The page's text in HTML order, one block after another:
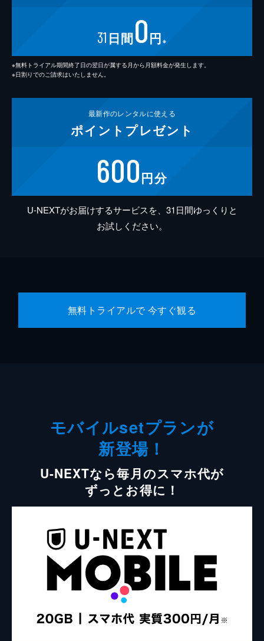
31 日間0円 ※
※無料トライアル期間終了日の翌日が属する月から月額料金が発生します。
※日割りでのご請求はいたしません。
最新作のレンタルに使える
ポイント プレゼント
600円分
U-NEXTがお届けするサービスを、31日間ゆっくりと
お試しください。
無料トライアルで 今すぐ観る
モバイルsetプランが
新登場！
U-NEXTなら毎月のスマホ代が
ずっとお得に！